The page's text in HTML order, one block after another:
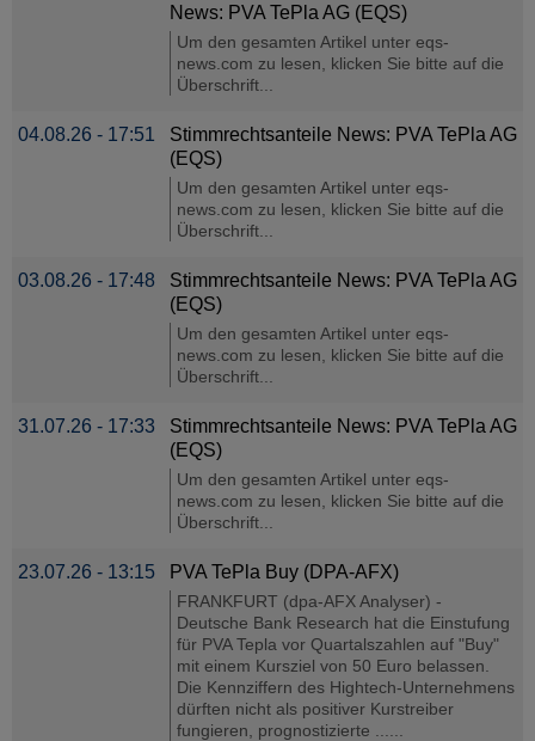
News: PVA TePla AG (EQS)
Um den gesamten Artikel unter eqs-
news.com zu lesen, klicken Sie bitte auf die
Überschrift...
04.08.26 - 17:51
Stimmrechtsanteile News: PVA TePla AG
(EQS)
Um den gesamten Artikel unter eqs-
news.com zu lesen, klicken Sie bitte auf die
Überschrift...
03.08.26 - 17:48
Stimmrechtsanteile News: PVA TePla AG
(EQS)
Um den gesamten Artikel unter eqs-
news.com zu lesen, klicken Sie bitte auf die
Überschrift...
31.07.26 - 17:33
Stimmrechtsanteile News: PVA TePla AG
(EQS)
Um den gesamten Artikel unter eqs-
news.com zu lesen, klicken Sie bitte auf die
Überschrift...
23.07.26 - 13:15 PVA TePla Buy (DPA-AFX)
FRANKFURT (dpa-AFX Analyser) -
Deutsche Bank Research hat die Einstufung
für PVA Tepla vor Quartalszahlen auf "Buy"
mit einem Kursziel von 50 Euro belassen.
Die Kennziffern des Hightech-Unternehmens
dürften nicht als positiver Kurstreiber
fungieren, prognostizierte ......